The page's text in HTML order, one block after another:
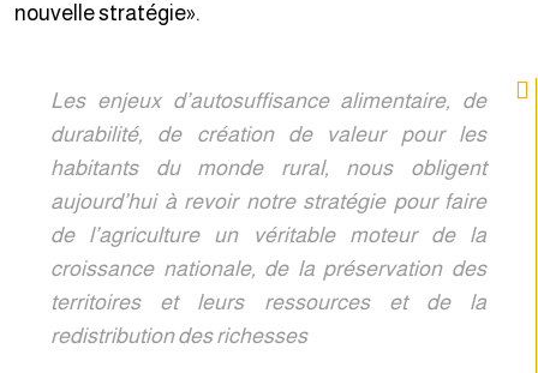
nouvelle stratégie».
Les enjeux d’autosuffisance alimentaire, de
durabilité, de création de valeur pour les
habitants du monde rural, nous obligent
aujourd’hui à revoir notre stratégie pour faire
de l’agriculture un véritable moteur de la
croissance nationale, de la préservation des
territoires et leurs ressources et de la
redistribution des richesses